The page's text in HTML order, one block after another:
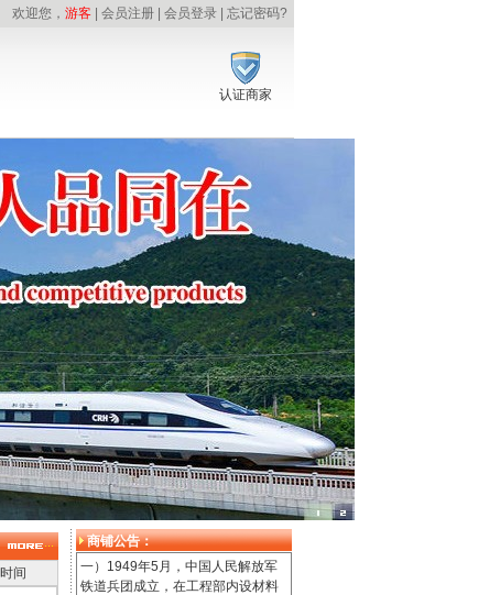
欢迎您， 游客 会员注册 会员登录 忘记密码?
认证商家
时间
商铺公告：
一）1949年5月，中国人民解放军
铁道兵团成立，在工程部内设材料